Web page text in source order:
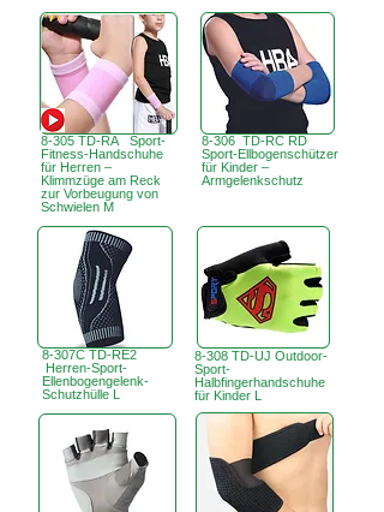
8-305 TD-RA Sport-
Fitness-Handschuhe
für Herren –
Klimmzüge am Reck
zur Vorbeugung von
Schwielen M
8-306 TD-RC RD
Sport-Ellbogenschützer
für Kinder –
Armgelenkschutz
8-307C TD-RE2
Herren-Sport-
Ellenbogengelenk-
Schutzhülle L
8-308 TD-UJ Outdoor-
Sport-
Halbfingerhandschuhe
für Kinder L